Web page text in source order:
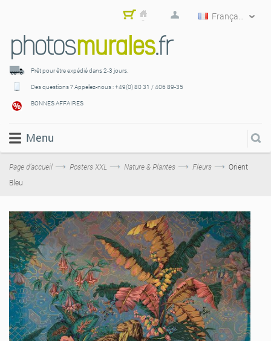
Français
Mon
er
Prêt pour être expédiédans 2-3 jours.
Des questions ? Appelez-nous :+49(0) 80 31 / 406 89-35
BONNES AFFAIRES
Menu
Page d’accueil Posters XXL Nature & Plantes Fleurs
Orient
Bleu